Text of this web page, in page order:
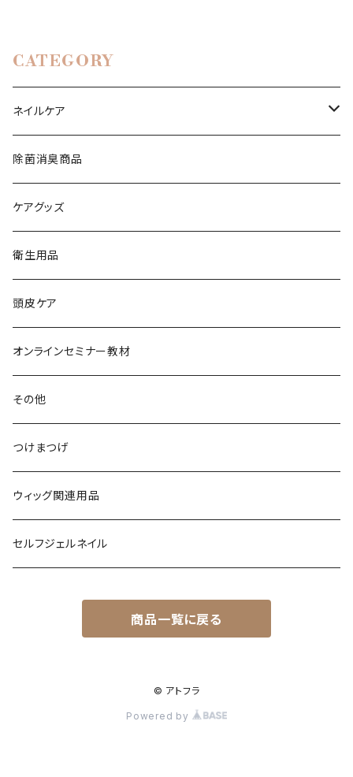
CATEGORY
ネイルケア
水性ネイルミユナナ
除菌消臭商品
ケアグッズ
衛生用品
頭皮ケア
オンラインセミナー教材
その他
つけまつげ
ウィッグ関連用品
セルフジェルネイル
商品一覧に戻る
© アトフラ
Powered by